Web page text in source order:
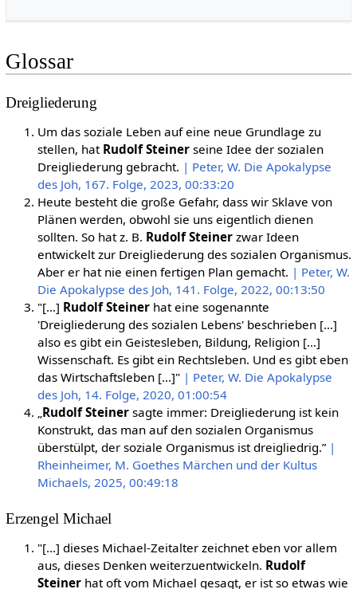
Glossar
Dreigliederung
Um das soziale Leben auf eine neue Grundlage zu
stellen, hat Rudolf Steinerseine Idee der sozialen
Dreigliederung gebracht. | Peter, W. Die Apokalypse
des Joh, 167. Folge, 2023, 00:33:20
Heute besteht die große Gefahr, dass wir Sklave von
Plänen werden, obwohl sie uns eigentlich dienen
sollten. So hat z. B. Rudolf Steinerzwar Ideen
entwickelt zur Dreigliederung des sozialen Organismus.
Aber er hat nie einen fertigen Plan gemacht. | Peter, W.
Die Apokalypse des Joh, 141. Folge, 2022, 00:13:50
"[…] Rudolf Steinerhat eine sogenannte
'Dreigliederung des sozialen Lebens' beschrieben […]
also es gibt ein Geistesleben, Bildung, Religion […]
Wissenschaft. Es gibt ein Rechtsleben. Und es gibt eben
das Wirtschaftsleben […]" | Peter, W. Die Apokalypse
des Joh, 14. Folge, 2020, 01:00:54
Rudolf Steinersagte immer: Dreigliederung ist kein
Konstrukt, das man auf den sozialen Organismus
überstülpt, der soziale Organismus ist dreigliedrig.” |
Rheinheimer, M. Goethes Märchen und der Kultus
Michaels, 2025, 00:49:18
Erzengel Michael
"[…] dieses Michael-Zeitalter zeichnet eben vor allem
aus, dieses Denken weiterzuentwickeln. Rudolf
Steinerhat oft vom Michael gesagt, er ist so etwas wie